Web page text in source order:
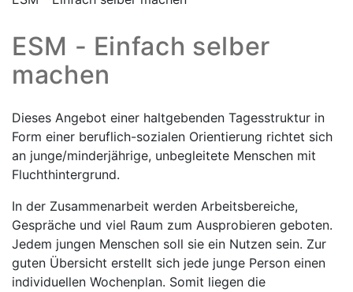
ESM - Einfach selber
machen
Dieses Angebot einer haltgebenden Tagesstruktur in
Form einer beruflich-sozialen Orientierung richtet sich
an junge/minderjährige, unbegleitete Menschen mit
Fluchthintergrund.
In der Zusammenarbeit werden Arbeitsbereiche,
Gespräche und viel Raum zum Ausprobieren geboten.
Jedem jungen Menschen soll sie ein Nutzen sein. Zur
guten Übersicht erstellt sich jede junge Person einen
individuellen Wochenplan. Somit liegen die